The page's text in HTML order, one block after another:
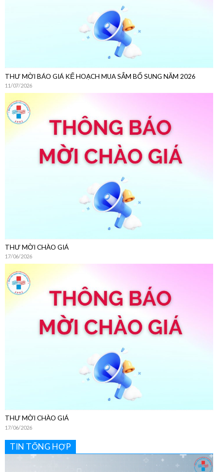
THƯ MỜI BÁO GIÁ KẾ HOẠCH MUA SẮM BỔ SUNG NĂM 2026
11/07/2026
THƯ MỜI CHÀO GIÁ
17/06/2026
THƯ MỜI CHÀO GIÁ
17/06/2026
TIN TỔNG HỢP